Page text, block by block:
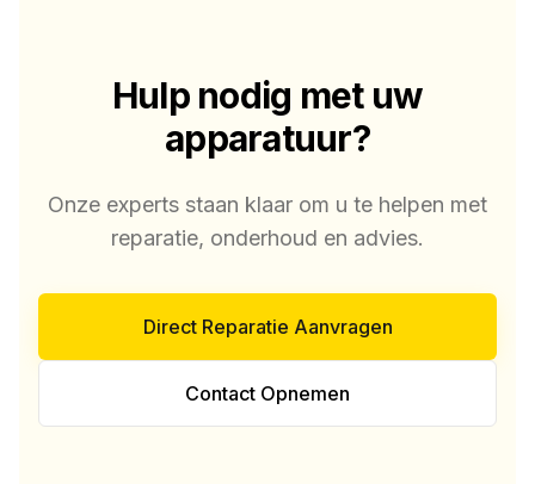
Hulp nodig met uw
apparatuur?
Onze experts staan klaar om u te helpen met
reparatie, onderhoud en advies.
Direct Reparatie Aanvragen
Contact Opnemen